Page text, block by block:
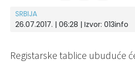
SRBIJA
26.07.2017. | 06:28 | Izvor: 013info
Registarske tablice ubuduće